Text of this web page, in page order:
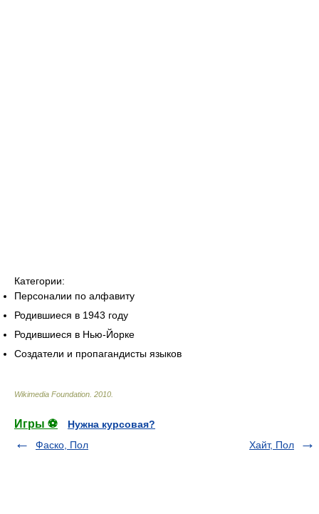
Категории:
Персоналии по алфавиту
Родившиеся в 1943 году
Родившиеся в Нью-Йорке
Создатели и пропагандисты языков
Wikimedia Foundation 2010
Игры ⚽
Нужна курсовая?
Фаско, Пол
Хайт, Пол